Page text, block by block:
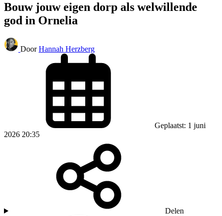
Bouw jouw eigen dorp als welwillende
god in Ornelia
Door Hannah Herzberg
Geplaatst: 1 juni
2026 20:35
Delen